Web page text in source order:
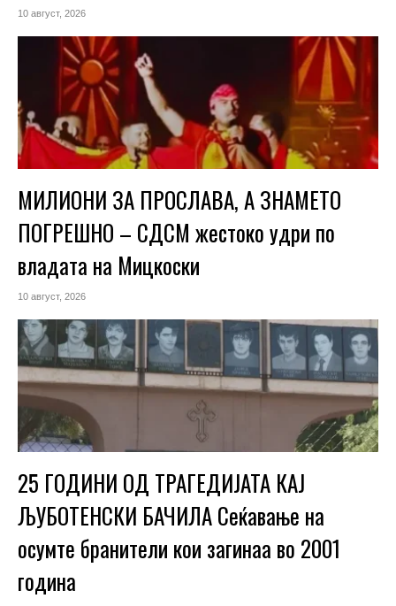
10 август, 2026
МИЛИОНИ ЗА ПРОСЛАВА, А ЗНАМЕТО
ПОГРЕШНО – СДСМ жестоко удри по
владата на Мицкоски
10 август, 2026
25 ГОДИНИ ОД ТРАГЕДИЈАТА КАЈ
ЉУБОТЕНСКИ БАЧИЛА Сеќавање на
осумте бранители кои загинаа во 2001
година